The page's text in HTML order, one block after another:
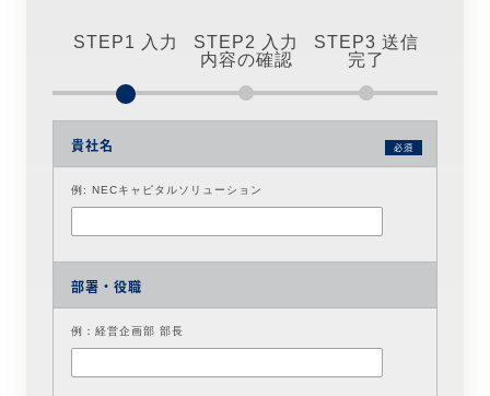
STEP1 入力
STEP2 入力
内容の確認
STEP3 送信
完了
貴社名 必須
例: NECキャピタルソリューション
部署・役職
例：経営企画部 部長